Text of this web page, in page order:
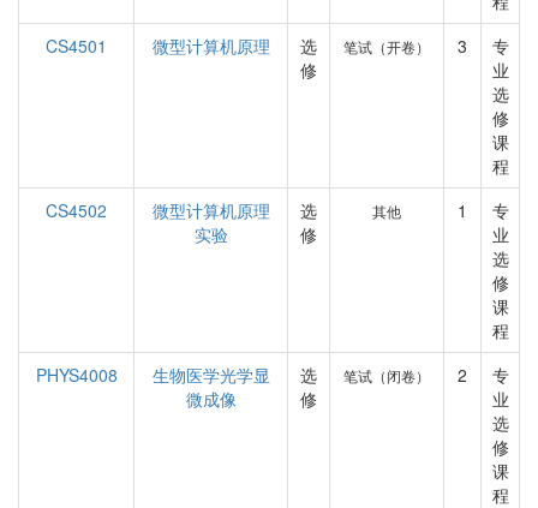
CS4501
微型计算机原理
选
修
笔试（开卷） 3
专
业
选
修
课
程
CS4502
微型计算机原理
实验
选
修
其他 1
专
业
选
修
课
程
PHYS4008
生物医学光学显
微成像
选
修
笔试（闭卷） 2
专
业
选
修
课
程